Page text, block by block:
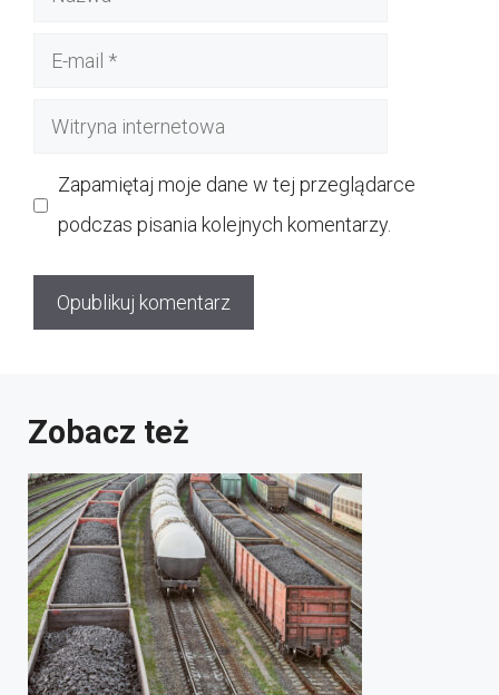
Witryna
Zapamiętaj moje dane w tej przeglądarce
podczas pisania kolejnych komentarzy.
Zobacz też